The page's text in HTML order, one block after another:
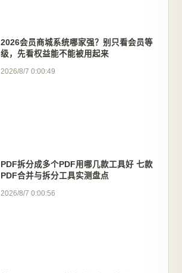
2026会员商城系统哪家强？别只看会员等
级，先看权益能不能被用起来
2026/8/7 0:00:49
PDF拆分成多个PDF用哪几款工具好 七款
PDF合并与拆分工具实测盘点
2026/8/7 0:00:56